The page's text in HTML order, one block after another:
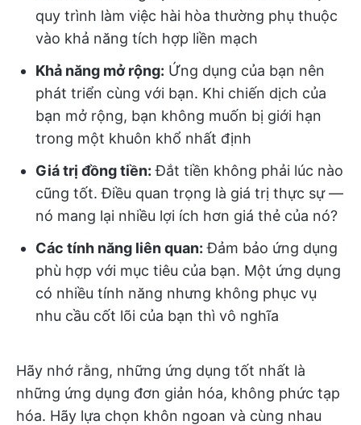
quy trình làm việc hài hòa thường phụ thuộc
vào khả năng tích hợp liền mạch
Khả năng mở rộng: Ứng dụng của bạn nên
phát triển cùng với bạn. Khi chiến dịch của
bạn mở rộng, bạn không muốn bị giới hạn
trong một khuôn khổ nhất định
Giá trị đồng tiền: Đắt tiền không phải lúc nào
cũng tốt. Điều quan trọng là giá trị thực sự —
nó mang lại nhiều lợi ích hơn giá thẻ của nó?
Các tính năng liên quan: Đảm bảo ứng dụng
phù hợp với mục tiêu của bạn. Một ứng dụng
có nhiều tính năng nhưng không phục vụ
nhu cầu cốt lõi của bạn thì vô nghĩa
Hãy nhớ rằng, những ứng dụng tốt nhất là
những ứng dụng đơn giản hóa, không phức tạp
hóa. Hãy lựa chọn khôn ngoan và cùng nhau